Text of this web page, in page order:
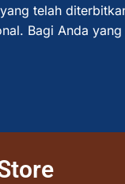
telah
Bagi Anda